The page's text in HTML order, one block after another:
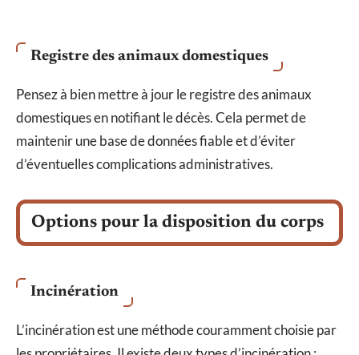
Registre des animaux domestiques
Pensez à bien mettre à jour le registre des animaux
domestiques en notifiant le décès. Cela permet de
maintenir une base de données fiable et d’éviter
d’éventuelles complications administratives.
Options pour la disposition du corps
Incinération
L’incinération est une méthode couramment choisie par